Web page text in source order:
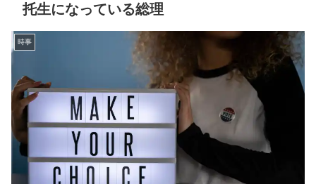
托生になっている総理
時事